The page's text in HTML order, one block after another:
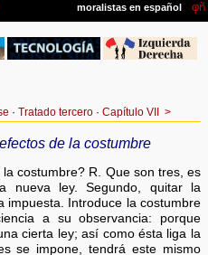
· Tratado tercero· Capítulo VII>
de la costumbre
costumbre? R. Que son tres, es
nueva ley. Segundo, quitar la
impuesta. Introduce la costumbre
a su observancia: porque
cierta ley; así como ésta liga la
se impone, tendrá este mismo